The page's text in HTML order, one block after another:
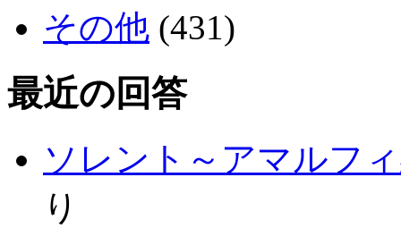
その他 (431)
最近の回答
ソレント～アマルフ
り